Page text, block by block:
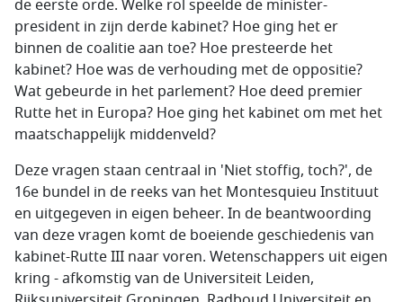
de eerste orde. Welke rol speelde de minister-
president in zijn derde kabinet? Hoe ging het er
binnen de coalitie aan toe? Hoe presteerde het
kabinet? Hoe was de verhouding met de oppositie?
Wat gebeurde in het parlement? Hoe deed premier
Rutte het in Europa? Hoe ging het kabinet om met het
maatschappelijk middenveld?
Deze vragen staan centraal in 'Niet stoffig, toch?', de
16e bundel in de reeks van het Montesquieu Instituut
en uitgegeven in eigen beheer. In de beantwoording
van deze vragen komt de boeiende geschiedenis van
kabinet-Rutte III naar voren. Wetenschappers uit eigen
kring - afkomstig van de Universiteit Leiden,